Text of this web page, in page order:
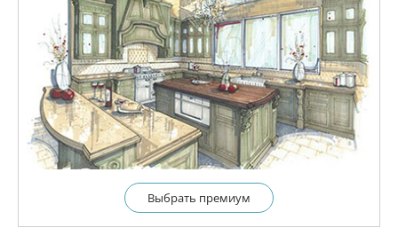
Выбрать премиум